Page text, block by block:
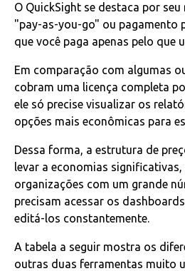
O QuickSight se destaca por
"pay-as-you-go" ou pagamento
que você paga apenas pelo que
Em comparação com algumas
cobram uma licença completa
ele só precise visualizar os
opções mais econômicas para
Dessa forma, a estrutura de
levar a economias significativas,
organizações com um grande
precisam acessar os
editá-los constantemente.
A tabela a seguir mostra os
outras duas ferramentas muito